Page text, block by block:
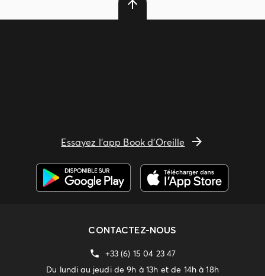
Essayez l'app Book d'Oreille
CONTACTEZ-NOUS
+33 (6) 15 04 23 47
Du lundi au jeudi de 9h à 13h et de 14h à 18h